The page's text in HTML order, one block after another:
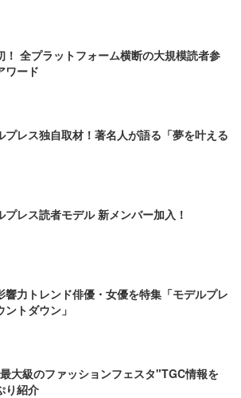
！ 全プラットフォーム横断の大規模読者参
ワード
プレス独自取材！著名人が語る「夢を叶える
プレス読者モデル 新メンバー加入！
響力トレンド俳優・女優を特集「モデルプレ
ントダウン」
大級のファッションフェスタ"TGC情報を
り紹介